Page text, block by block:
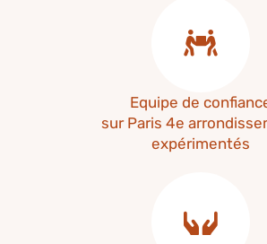
Equipe de
sur Paris 4e
expérimentés